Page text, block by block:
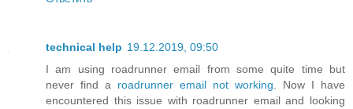
technical help 19.12.2019, 09:50
I am using roadrunner email from some quite time but
never find a roadrunner email not working . Now I have
encountered this issue with roadrunner email and looking